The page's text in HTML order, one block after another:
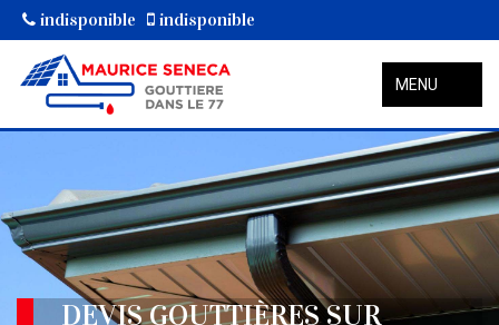
indisponible indisponible
MENU
DEVIS GOUTTIÈRES SUR